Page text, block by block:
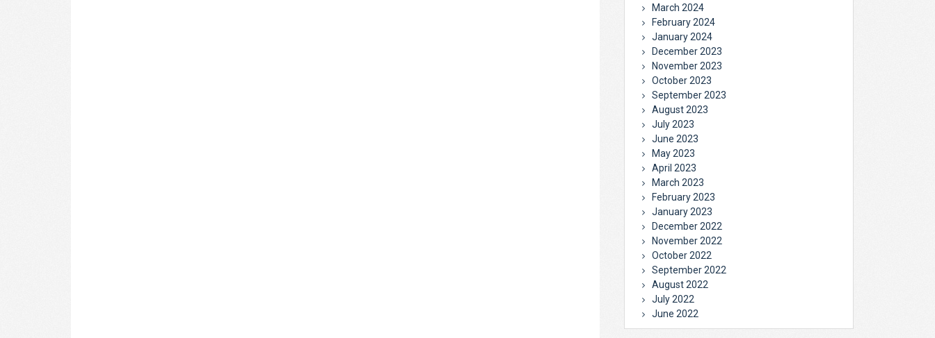
March 2024
February 2024
January 2024
December 2023
November 2023
October 2023
September 2023
August 2023
July 2023
June 2023
May 2023
April 2023
March 2023
February 2023
January 2023
December 2022
November 2022
October 2022
September 2022
August 2022
July 2022
June 2022